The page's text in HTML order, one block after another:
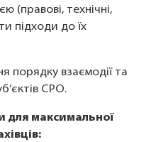
(правові, технічні,
підходи до їх
порядку взаємодії та
СРО.
для максимальної